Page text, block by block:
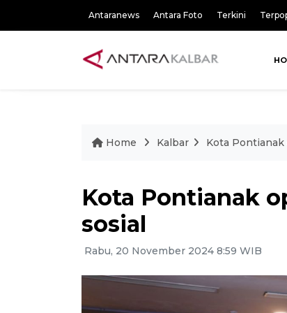
Antaranews Antara Foto Terkini
Home Kalbar Kota
Kota Pontianak
sosial
Rabu, 20 November 2024 8:59 WIB